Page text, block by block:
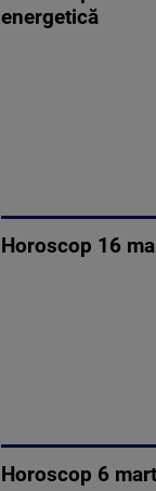
energetică
Horoscop 16
Horoscop 6